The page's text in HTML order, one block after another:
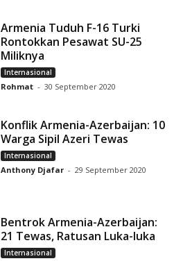
Armenia Tuduh F-16 Turki
Rontokkan Pesawat SU-25
Miliknya
Internasional
Rohmat - 30 September 2020
Konflik Armenia-Azerbaijan: 10
Warga Sipil Azeri Tewas
Internasional
Anthony Djafar - 29 September 2020
Bentrok Armenia-Azerbaijan:
21 Tewas, Ratusan Luka-luka
Internasional